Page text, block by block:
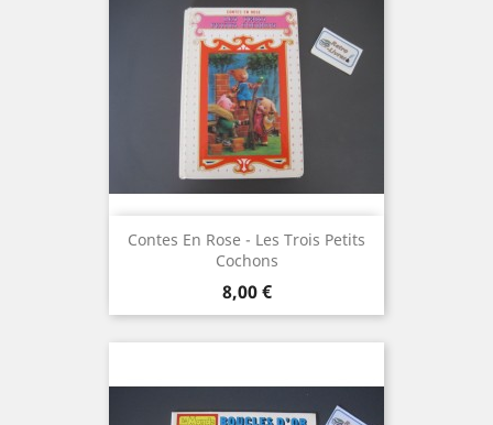
Contes En Rose - Les Trois Petits
Cochons
Prix
8,00 €